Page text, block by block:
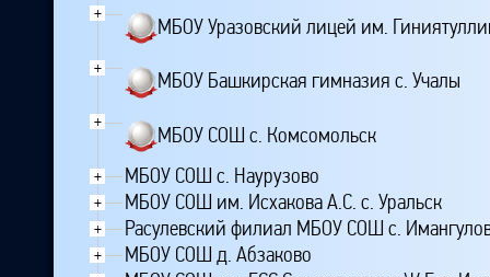
+
МБОУ Уразовский лицей им.
+
МБОУ Башкирская гимназия с. Учалы
+
МБОУ СОШ с. Комсомольск
+ МБОУ СОШ с. Наурузово
+ МБОУ СОШ им. Исхакова А.С. с. Уральск
+ Расулевский филиал МБОУ СОШ с.
+ МБОУ СОШ д. Абзаково